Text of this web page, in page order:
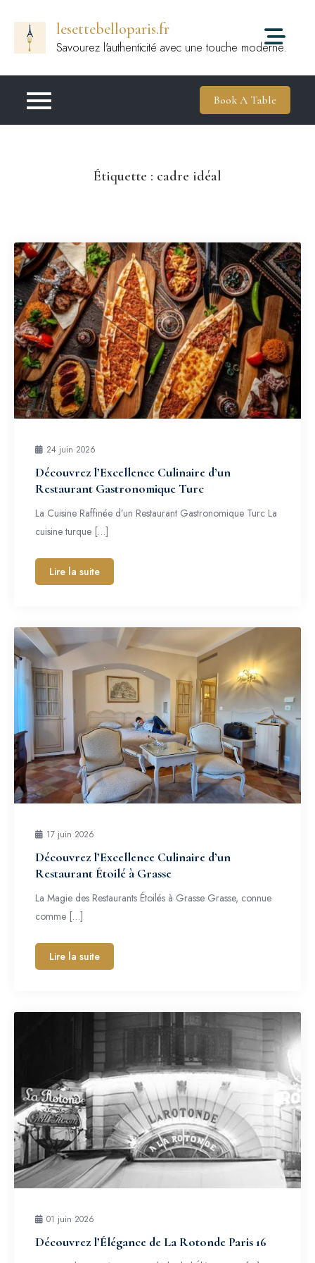
contenu
lesettebelloparis.fr
Savourez l'authenticité avec une touche moderne.
Book A Table
Étiquette : cadre idéal
24 juin 2026
Découvrez l’Excellence Culinaire d’un
Restaurant Gastronomique Turc
La Cuisine Raffinée d’un Restaurant Gastronomique Turc La
cuisine turque […]
Lire la suite
17 juin 2026
Découvrez l’Excellence Culinaire d’un
Restaurant Étoilé à Grasse
La Magie des Restaurants Étoilés à Grasse Grasse, connue
comme […]
Lire la suite
01 juin 2026
Découvrez l’Élégance de La Rotonde Paris 16